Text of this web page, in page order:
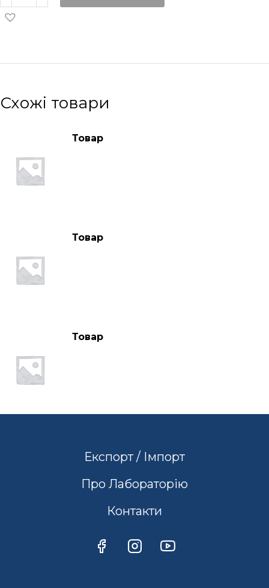
Схожі товари
Товар
Товар
Товар
Експорт / Імпорт
Про Лабораторію
Контакти